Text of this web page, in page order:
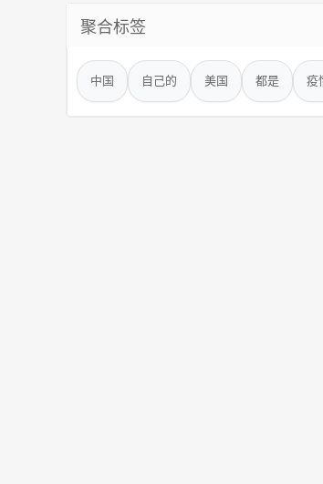
聚合标签
中国 自己的 美国 都是 疫